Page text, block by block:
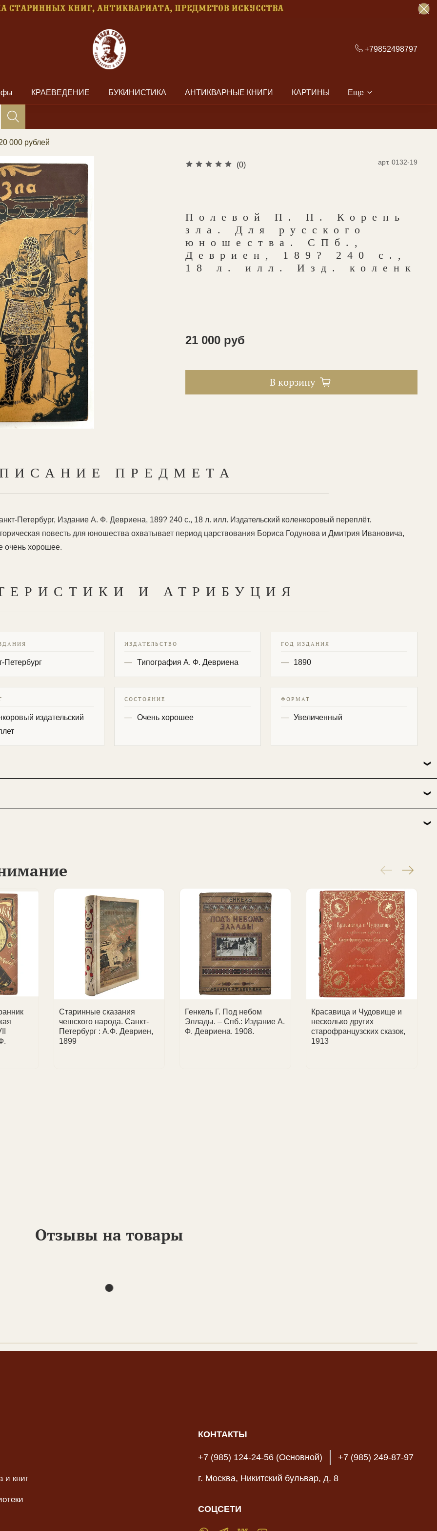
+79852498797
КРАЕВЕДЕНИЕ БУКИНИСТИКА АНТИКВАРНЫЕ КНИГИ КАРТИНЫ Еще
000 рублей
(0) арт. 0132-19
Полевой П. Н. Корень
зла. Для русского
юношества. СПб.,
Девриен, 189? 240 с.,
18 л. илл. Изд. коленк
21 000 руб
В корзину
ПРЕДМЕТА
Петербург, Издание А. Ф. Девриена, 189? 240 с., 18 л. илл. Издательский коленкоровый переплёт.
повесть для юношества охватывает период царствования Бориса Годунова и Дмитрия Ивановича,
очень хорошее.
И АТРИБУЦИЯ
Петербург
ИЗДАТЕЛЬСТВО
Типография А. Ф. Девриена
ГОД ИЗДАНИЯ
1890
издательский
СОСТОЯНИЕ
Очень хорошее
ФОРМАТ
Увеличенный
счета или уточнения деталей.
советы по выбору антиквариата.
и формирование частных коллекций.
выдача сертификата с атрибуцией при покупке.
так и юридические лица.
Старинные сказания
чешского народа. Санкт-
Петербург : А.Ф. Девриен,
1899
Генкель Г. Под небом
Эллады. – Спб.: Издание А.
Ф. Девриена. 1908.
Красавица и Чудовище и
несколько других
cтарофранцузских сказок,
1913
Отзывы на товары
и книг
КОНТАКТЫ
+7 (985) 124-24-56 (Основной) +7 (985) 249-87-97
г. Москва, Никитский бульвар, д. 8
СОЦСЕТИ